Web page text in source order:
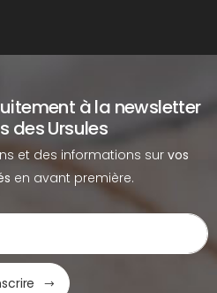
à la newsletter
des Ursules
et des informations sur vos
en avant première.